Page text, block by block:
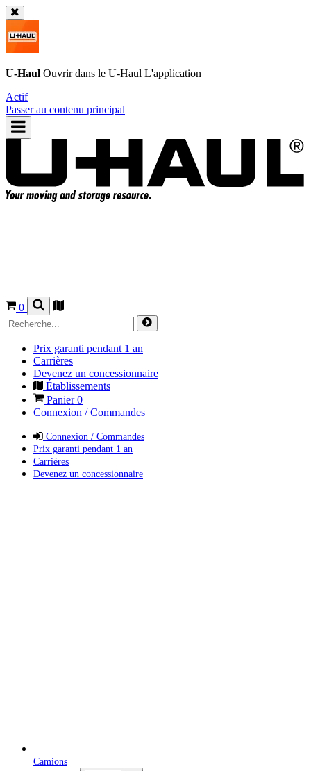
U-Haul Ouvrir dans le U-Haul L'application
Actif
Passer au contenu principal
0
Prix garanti pendant 1 an
Carrières
Devenez un concessionnaire
Établissements
Panier0
Connexion / Commandes
Connexion / Commandes
Prix garanti pendant 1 an
Carrières
Devenez un concessionnaire
Camions